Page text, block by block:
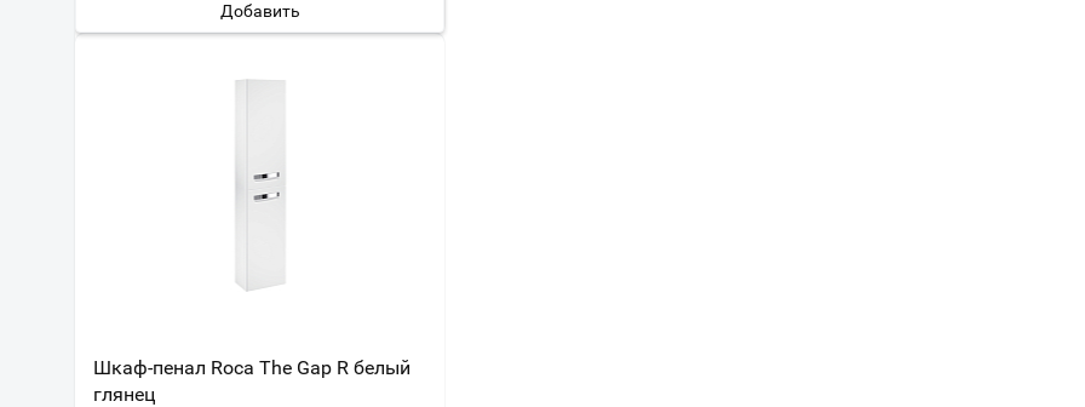
Добавить
Шкаф-пенал Roca The Gap R белый
глянец